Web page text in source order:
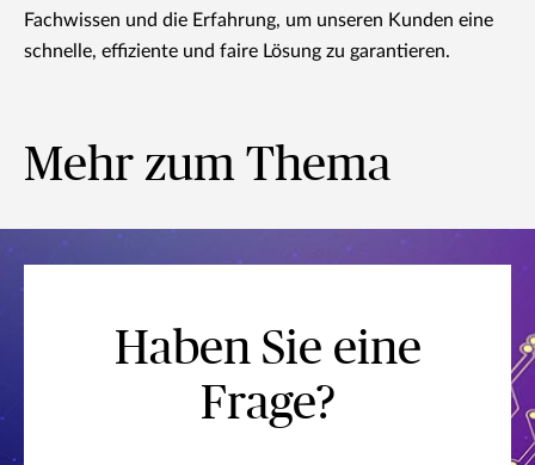
Fachwissen und die Erfahrung, um unseren Kunden eine
schnelle, effiziente und faire Lösung zu garantieren.
Mehr zum Thema
Haben Sie eine
Frage?